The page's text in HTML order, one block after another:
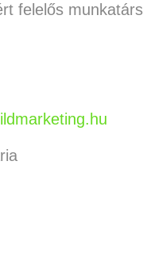
felelős munkatárs